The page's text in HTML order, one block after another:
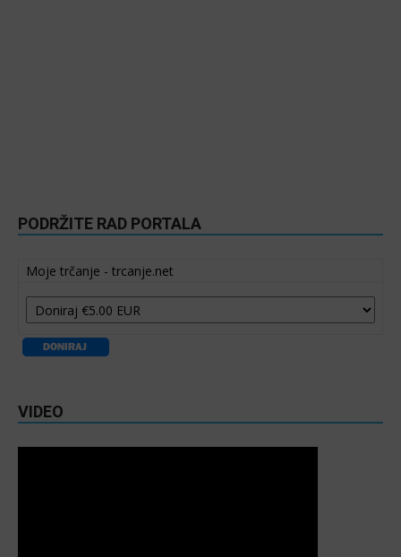
PODRŽITE RAD PORTALA
Moje trčanje - trcanje.net
VIDEO